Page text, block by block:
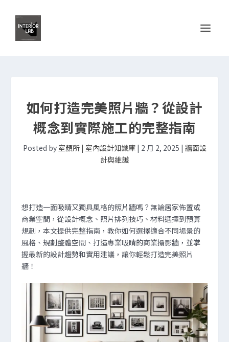
如何打造完美照片牆？從設計
概念到實際施工的完整指南
Posted by 室顏所 | 室內設計知識庫| 2 月 2, 2025 | 牆面設
計與維護
想打造一面吸睛又獨具風格的照片牆嗎？無論居家佈置或
商業空間，從設計概念、照片排列技巧、材料選擇到預算
規劃，本文提供完整指南，教你如何選擇適合不同場景的
風格、規劃整體空間、打造專業吸睛的商業攝影牆，並掌
握最新的設計趨勢和實用建議，讓你輕鬆打造完美照片
牆！